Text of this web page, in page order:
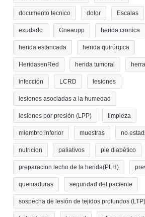
documento tecnico dolor Escalas
exudado Gneaupp herida cronica
herida estancada herida quirúrgica
HeridasenRed herida tumoral
infección LCRD lesiones
lesiones asociadas a la humedad
lesiones por presión (LPP) limpieza
miembro inferior muestras no
nutricion paliativos pie diabético
preparacion lecho de la herida(PLH)
quemaduras seguridad del paciente
sospecha de lesión de tejidos profundos (LTP)